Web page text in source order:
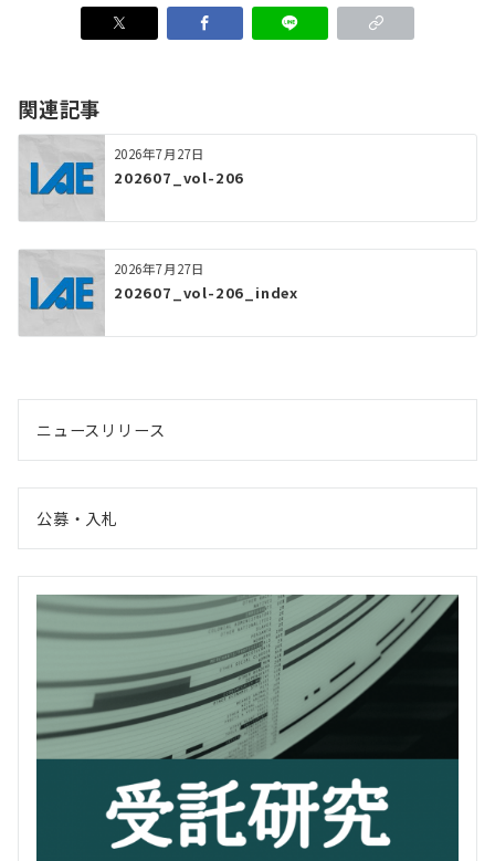
関連記事
2026年7月27日
202607_vol-206
2026年7月27日
202607_vol-206_index
ニュースリリース
公募・入札